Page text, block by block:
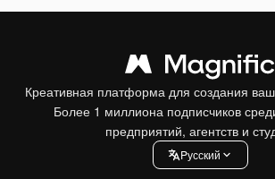
Креативная платформа для создания
Более 1 миллиона подписчиков
предприятий, агентств и
Pусский